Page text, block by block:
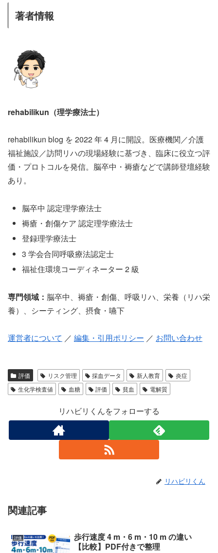
著者情報
rehabilikun（理学療法士）
rehabilikun blog を 2022 年 4 月に開設。医療機関／介護
福祉施設／訪問リハの現場経験に基づき、臨床に役立つ評
価・プロトコルを発信。脳卒中・褥瘡などで講師登壇経験
あり。
脳卒中 認定理学療法士
褥瘡・創傷ケア 認定理学療法士
登録理学療法士
3 学会合同呼吸療法認定士
福祉住環境コーディネーター 2 級
専門領域： 脳卒中、褥瘡・創傷、呼吸リハ、栄養（リハ栄
養）、シーティング、摂食・嚥下
運営者について ／ 編集・引用ポリシー ／ お問い合わせ
評価 リスク管理 採血データ 新人教育
炎症
生化学検査値
血糖 評価 貧血 電解質
リハビリくんをフォローする
リハビリくん
関連記事
評価
歩行速度 4 m・6 m・10 m の違い
【比較】PDF付きで整理